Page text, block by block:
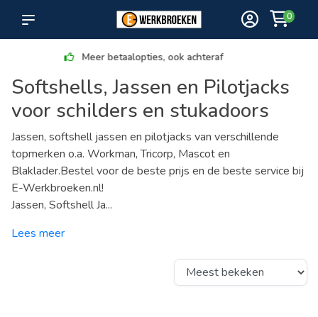
0
Ruim assortiment
Softshells, Jassen en Pilotjacks
voor schilders en stukadoors
Jassen, softshell jassen en pilotjacks van verschillende
topmerken o.a. Workman, Tricorp, Mascot en
Blaklader.Bestel voor de beste prijs en de beste service bij
E-Werkbroeken.nl!
Jassen, Softshell Ja...
Lees meer